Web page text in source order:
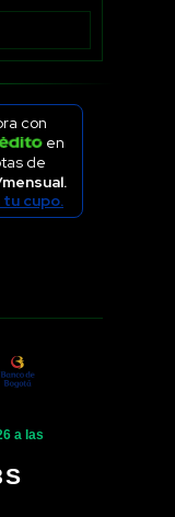
con
en
de
cupo.
a las